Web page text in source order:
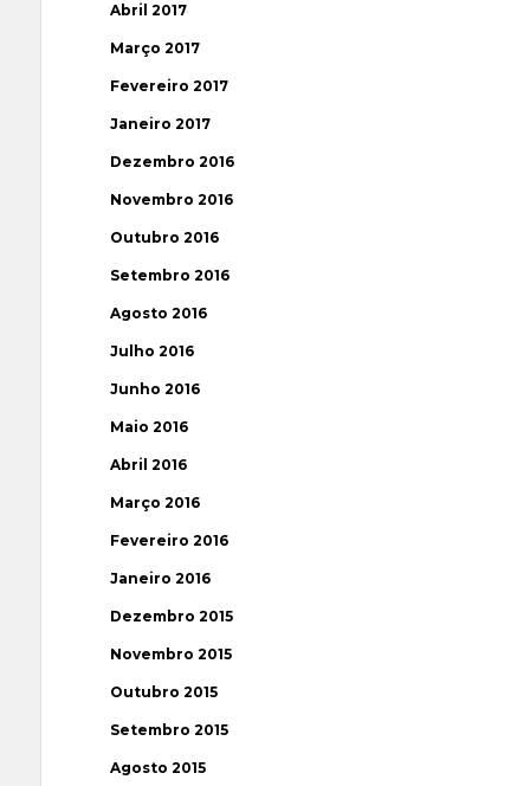
Abril 2017
Março 2017
Fevereiro 2017
Janeiro 2017
Dezembro 2016
Novembro 2016
Outubro 2016
Setembro 2016
Agosto 2016
Julho 2016
Junho 2016
Maio 2016
Abril 2016
Março 2016
Fevereiro 2016
Janeiro 2016
Dezembro 2015
Novembro 2015
Outubro 2015
Setembro 2015
Agosto 2015